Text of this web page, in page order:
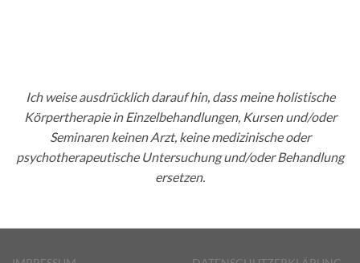
Ich weise ausdrücklich darauf hin, dass meine holistische
Körpertherapie in Einzelbehandlungen, Kursen und/oder
Seminaren keinen Arzt, keine medizinische oder
psychotherapeutische Untersuchung und/oder Behandlung
ersetzen.